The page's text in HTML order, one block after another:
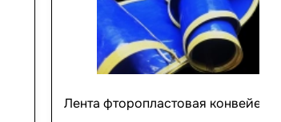
Лента фторопластовая